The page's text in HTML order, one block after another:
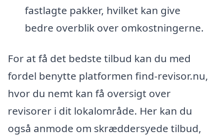
fastlagte pakker, hvilket kan give
bedre overblik over omkostningerne.
For at få det bedste tilbud kan du med
fordel benytte platformen find-revisor.nu,
hvor du nemt kan få oversigt over
revisorer i dit lokalområde. Her kan du
også anmode om skræddersyede tilbud,